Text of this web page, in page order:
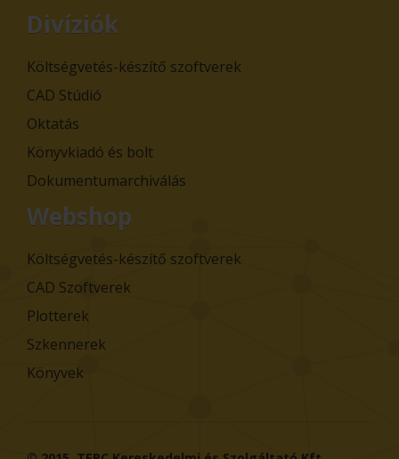
Divíziók
Költségvetés-készítő szoftverek
CAD Stúdió
Oktatás
Könyvkiadó és bolt
Dokumentumarchiválás
Webshop
Költségvetés-készítő szoftverek
CAD Szoftverek
Plotterek
Szkennerek
Könyvek